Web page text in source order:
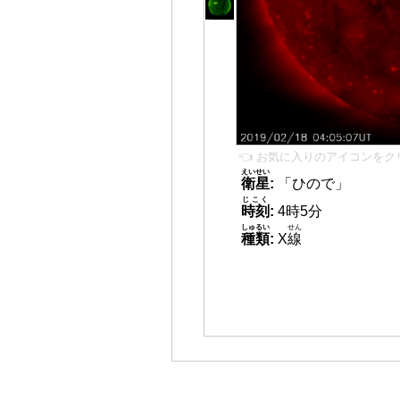
👈 お気に入りのアイコンをク
衛星
えいせい
:
「ひので」
時刻
じこく
: 4時5分
種類
しゅるい
: X線
せん